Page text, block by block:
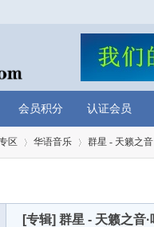
会员积分 认证会员
区 华语音乐
›
群星 - 天籁之
[专辑] 群星 - 天籁之音